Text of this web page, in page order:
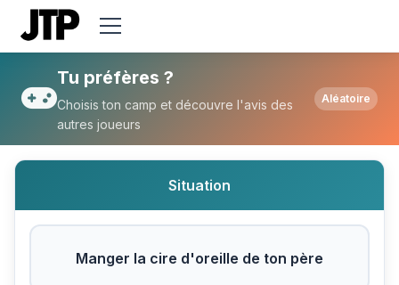
Tu préfères Manger la cire d'oreille de
Tu préfères ?
Choisis ton camp et découvre l'avis des
autres joueurs
Aléatoire
Situation
Manger la cire d'oreille de ton père